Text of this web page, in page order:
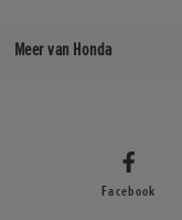
Meer van Honda
Facebook